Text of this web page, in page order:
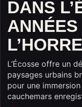
DANS
L’Écosse offre un
paysages urbains
pour une
cauchemars